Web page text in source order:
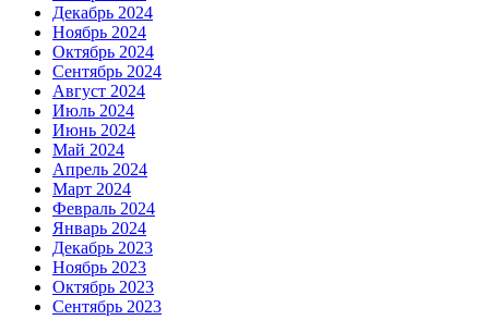
Декабрь 2024
Ноябрь 2024
Октябрь 2024
Сентябрь 2024
Август 2024
Июль 2024
Июнь 2024
Май 2024
Апрель 2024
Март 2024
Февраль 2024
Январь 2024
Декабрь 2023
Ноябрь 2023
Октябрь 2023
Сентябрь 2023